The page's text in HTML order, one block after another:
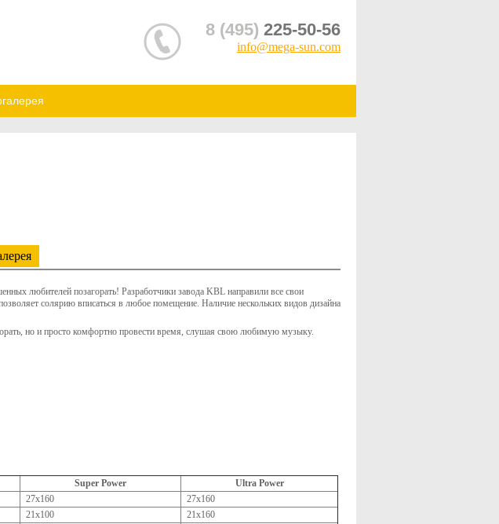
8 (495) 225-50-56
info@mega-sun.com
любителей позагорать! Разработчики завода KBL направили все свои
солярию вписаться в любое помещение. Наличие нескольких видов дизайна
но и просто комфортно провести время, слушая свою любимую музыку.
Super Power
Ultra Power
27х160
27х160
21х100
21х160